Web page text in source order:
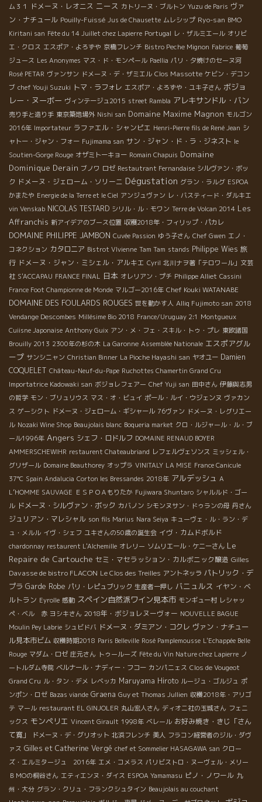
ム３１
ドメーヌ・レオニス ニース カトリーヌ・ブルトン Yuzu de Paris ヴァ
ン・ナチュール Pouilly-Fuissé Jus de Chausette ムレシップ Ryo-san BMO
Kiritani san Fête du 14 Juillet chez Lapierre Portugal レ・ザルミエール オリビ
エ・クロス エスポア・よろずや 京橋フレンチ Bistro Peche Mignon Fabrice 葡萄
ジュース Les Anonymes マス・ド・モンペール Paellia パリ・夕焼けのセーヌ河
Rosé PETAR ヴァンサン ドメーヌ・デ・ザミエル Clos Massotte ケビン・デコン
ブ chef Youji Suzuki トマ・ラフォレ エスポア・よろずや・ユキ子さん ボジョ
レー・ヌーボー ヴィンテージュ2015 street Rambla アレキサンドル・バン
売り手と造り手 東京築地場外 Nishi san Domaine Maxime Magnon モルゴン
2016年 Importateur ラファエル・シャンピエ Henri-Pierre fils de René Jean シ
ャトー・ジャン・フォー Fujimama san サン・ジャン・ド・ラ・ジネスト le
Soutien-Gorge Rouge オザミトーキョー Romain Chapuis Domaine
Dominique Derain ブノワ ロゼ Restautrant Fernandaise シルヴァン・ボッ
ク ドメーヌ・ジェローム・ソリーニ Dégustation グラン・ラルグ ESPOA
かまたや Energie de la Terre et le Ciel アンジュヴァン レ・バスティード・ダルキエ
vin Venskab NICOLAS TESTARD シリル・ル・モワン Terre de Volcan 2014 Les
Affranchis 新アイデアのブース位置 収穫2018年・フィリップ・パカレ
DOMAINE PHILIPPE JAMBON Cuvée Passion ゆう子さん Chef Gwen エノ・
コネクション カタロニア Bistrot VIvienne Tam Tam stands Philippe Wies 旅
行 ドメーヌ・ジャン・ミシェル・アルキエ Cyril 北川ナヲ著「テロワール」文芸
社 S'ACCAPAU FRANCE FINAL 日本 オレリアン・プチ Philippe Alliet Cassini
France Foot Championne de Monde マルゴー2016年 Chef Kouki WATANABE
DOMAINE DES FOULARDS ROUGES 世を動かす人 Alliq Fujimoto san 2018
Vendange Descombes Millésime Bio 2018 France/Uruguay 2:1 Montgueux
Cuiisne Japonaise Anthony Guix アン・メ・フェ・スキル・トゥ・プレ 東欧諸国
Brouilly 2013 2300年の杉の木 La Garonne Assemblée Nationale エスポアグル
ープ サンシニャン Christian Binner La Pioche Hayashi san ヤオユー Damien
COQUELET Château-Neuf-du-Pape Ruchottes Chamertin Grand Cru
Importatrice Kadowaki san ボジョレフェアー Chef Yuji san 田中さん 伊藤與志男
の哲学 モン・ブリュリウス マス・オ・ビュイ ポール・ルイ・ウジェンヌ ヴァカン
ス ゲーシクト ドメーヌ・ジェローム・ギシャール 76ヴァン ドメーヌ・レグリエー
ル Nozaki Wine Shop Beaujolais blanc Boqueria market クロ・ルジャール・ル・ブ
ール1996年 Angers シェフ・ロドルフ DOMAINE RENAUD BOYER
AMMERSCHEWIHR restaurent Chateaubriand レフェルヴェソンス ミッシェル・
グリザール Domaine Beauthorey オップラ VINITALY LA MISE France Canicule
37℃ Spain Andalucia Corton les Bressandes 2018年 アルデッシュ A
L’HOMME SAUVAGE ＥＳＰＯＡもりたか Fujiwara Shuntaro シャルルド・ゴー
ル ドメーヌ・シルヴァン・ボック カバノン シモンヌサン・ドゥランの母 丹さん
ジュリアン・マレシャル son fils Marius Nara Seiya キューヴェ・ル・ラン・デ
ュ・メルル イヴ・シェフ ユキさんの50歳の誕生会 イヴ・カムドボルド
chardonnay restaurent L'Alchemille オレリー ソムリエール・ケニーさん Le
Repaire de Cartouche セミ・マセラッション・カルボニック醸造 Gilles
Davasse de bistro FLACON Le Clos des Treilles アントネッラ パトリック・デ
プラ Garde Robe パリ・レピュブリック 生産者一押し バニュルス イヤン・ベ
ルトラン Eyrolle 感動 スペイン自然派ワイン見本市 モンギュー村 レシャッ
ペ・ベル 赤 ヨシキさん 2018年・ボジョレヌーヴォー NOUVELLE BAGUE
Moulin Pey Labrie シュビドバ ドメーヌ・ダミアン・コクレ ヴァン・ナチュー
ル見本市ビム 収穫時期2018 Paris Belleville Rosé Pamplemousse L'Echappée Belle
Rouge マダム・ロゼ 庄元さん トゥールーズ Fête du Vin Nature chez Lapierre ノ
ートルダム寺院 ベルナール・ナディー・フコー カンパニェス Clos de Vougeot
Grand Cru ル・タン・デメ レベッカ Maruyama Hiroto ルージュ・ゴルジュ ポ
ンポン・ロゼ Bazas viande Graena Guy et Thomas Jullien 収穫2018年・アリゴ
テ マール restaurant EL GINJOLER 丸山宏人さん ディオニ社の玉城さん フェニ
ックス モンペリエ Vincent Girault 1998年 ベレール お好み焼き・きじ「さん
て寛」
ドメーヌ・デ・グリオット 北浜フレンチ 美人 フラコン経営者のジル・ダヴ
ァス Gilles et Catherine Vergé chef et Sommelier HASAGAWA san クロー
ズ・エルミタージュ 2016年 エメ・コメラス パリビストロ・ヌーヴェル・メリー
ＢＭОの桐谷さん エティエンヌ・ダイス ESPOA Yamamasu ピノ・ノワール 九
州・大分 グラン・クリュ・フランクシュタイン Beaujolais au couchant